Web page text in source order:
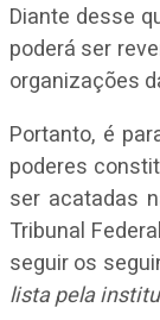
Diante desse
poderá ser
organizações
Portanto, é
poderes
ser acatadas
Tribunal
seguir os
lista pela